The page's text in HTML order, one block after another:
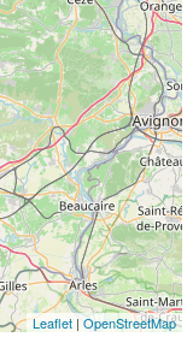
Leaflet |OpenStreetMap